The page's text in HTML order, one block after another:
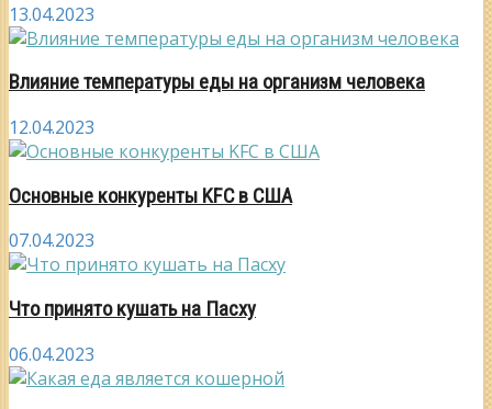
13.04.2023
Влияние температуры еды на организм человека
12.04.2023
Основные конкуренты KFC в США
07.04.2023
Что принято кушать на Пасху
06.04.2023